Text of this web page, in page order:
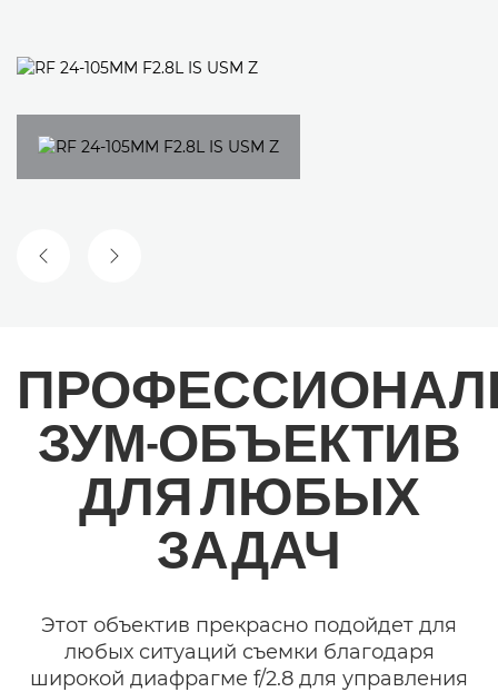
ПРЕДЫДУЩИЙ СЛАЙД
СЛЕДУЮЩИЙ СЛАЙД
ЗУМ-ОБЪЕКТИВ
ДЛЯ ЛЮБЫХ
ЗАДАЧ
Этот объектив прекрасно подойдет для
любых ситуаций съемки благодаря
широкой диафрагме f/2.8 для управления